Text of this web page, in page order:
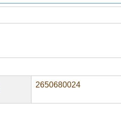
2650680024